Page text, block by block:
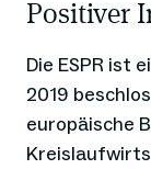
Positiver
Die ESPR ist
2019
europäische